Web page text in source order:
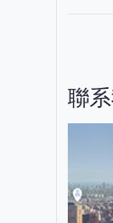
聯